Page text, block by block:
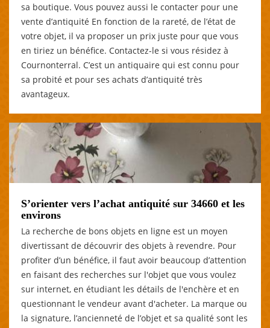
sa boutique. Vous pouvez aussi le contacter pour une
vente d’antiquité En fonction de la rareté, de l’état de
votre objet, il va proposer un prix juste pour que vous
en tiriez un bénéfice. Contactez-le si vous résidez à
Cournonterral. C’est un antiquaire qui est connu pour
sa probité et pour ses achats d’antiquité très
avantageux.
S’orienter vers l’achat antiquité sur 34660 et les
environs
La recherche de bons objets en ligne est un moyen
divertissant de découvrir des objets à revendre. Pour
profiter d’un bénéfice, il faut avoir beaucoup d’attention
en faisant des recherches sur l'objet que vous voulez
sur internet, en étudiant les détails de l'enchère et en
questionnant le vendeur avant d'acheter. La marque ou
la signature, l’ancienneté de l’objet et sa qualité sont les